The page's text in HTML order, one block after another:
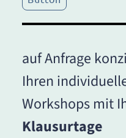
auf Anfrage
Ihren
Workshops mit
Klausurtage